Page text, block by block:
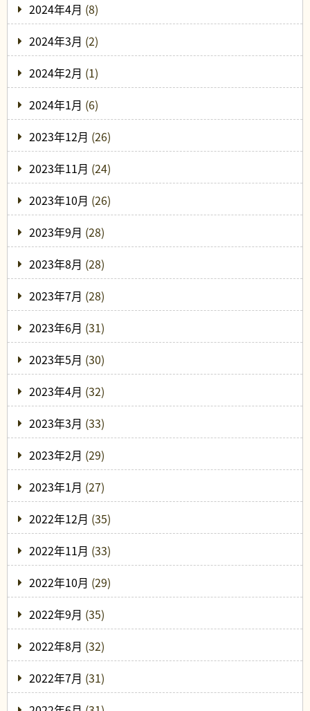
2024年4月 (8)
2024年3月 (2)
2024年2月 (1)
2024年1月 (6)
2023年12月 (26)
2023年11月 (24)
2023年10月 (26)
2023年9月 (28)
2023年8月 (28)
2023年7月 (28)
2023年6月 (31)
2023年5月 (30)
2023年4月 (32)
2023年3月 (33)
2023年2月 (29)
2023年1月 (27)
2022年12月 (35)
2022年11月 (33)
2022年10月 (29)
2022年9月 (35)
2022年8月 (32)
2022年7月 (31)